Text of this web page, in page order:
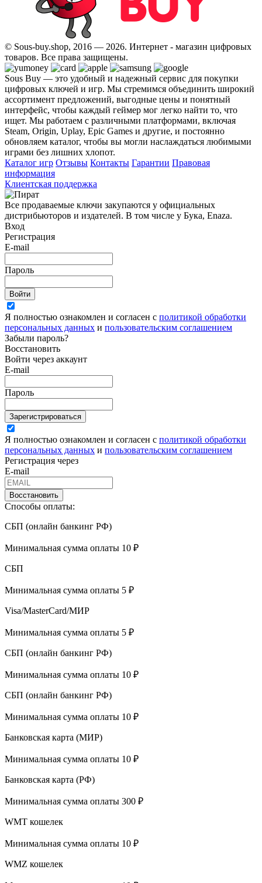
© Sous-buy.shop, 2016 — 2026. Интернет - магазин цифровых
товаров. Все права защищены.
Sous Buy — это удобный и надежный сервис для покупки
цифровых ключей и игр. Мы стремимся объединить широкий
ассортимент предложений, выгодные цены и понятный
интерфейс, чтобы каждый геймер мог легко найти то, что
ищет. Мы работаем с различными платформами, включая
Steam, Origin, Uplay, Epic Games и другие, и постоянно
обновляем каталог, чтобы вы могли наслаждаться любимыми
играми без лишних хлопот.
Каталог игр Отзывы Контакты Гарантии Правовая
информация
Клиентская поддержка
Все продаваемые ключи закупаются у официальных
дистрибьюторов и издателей. В том числе у Бука, Enaza.
Вход
Регистрация
E-mail
Пароль
Войти
Я полностью ознакомлен и согласен с политикой обработки
персональных данных и пользовательским соглашением
Забыли пароль?
Восстановить
Войти через аккаунт
E-mail
Пароль
Зарегистрироваться
Я полностью ознакомлен и согласен с политикой обработки
персональных данных и пользовательским соглашением
Регистрация через
E-mail
Восстановить
Способы оплаты:
СБП (онлайн банкинг РФ)
Минимальная сумма оплаты 10 ₽
СБП
Минимальная сумма оплаты 5 ₽
Visa/MasterCard/МИР
Минимальная сумма оплаты 5 ₽
СБП (онлайн банкинг РФ)
Минимальная сумма оплаты 10 ₽
СБП (онлайн банкинг РФ)
Минимальная сумма оплаты 10 ₽
Банковская карта (МИР)
Минимальная сумма оплаты 10 ₽
Банковская карта (РФ)
Минимальная сумма оплаты 300 ₽
WMT кошелек
Минимальная сумма оплаты 10 ₽
WMZ кошелек